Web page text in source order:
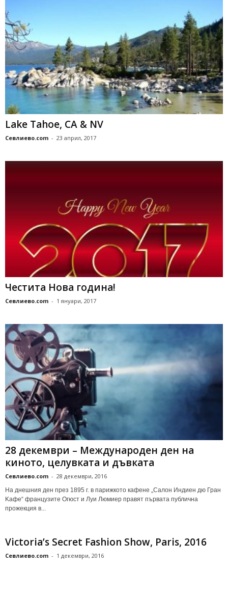
Lake Tahoe, CA & NV
Севлиево.com - 23 април, 2017
Честита Нова година!
Севлиево.com - 1 януари, 2017
28 декември – Международен ден на
киното, целувката и дъвката
Севлиево.com - 28 декември, 2016
На днешния ден през 1895 г. в парижкото кафене „Салон Индиен дю Гран
Kафе“ французите Огюст и Луи Люмиер правят първата публична
прожекция в...
Victoria’s Secret Fashion Show, Paris, 2016
Севлиево.com - 1 декември, 2016